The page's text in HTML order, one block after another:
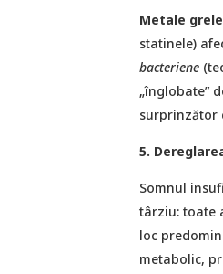
Metale grele
statinele)
bacteriene
„înglobate”
surprinzător
5.
Somnul
târziu: toate
loc
metabolic,